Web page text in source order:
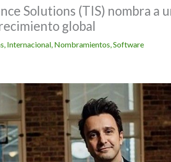
Solutions (TIS) nombra a
global
, Internacional, Nombramientos,Software